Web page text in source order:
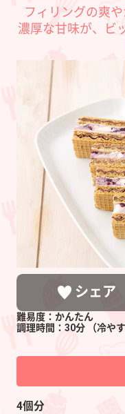
の
ブ
ン
ド
フィリングの爽
濃厚な甘味が、ビ
シェア
難易度：かんたん
調理時間：30分
（冷や
4個分